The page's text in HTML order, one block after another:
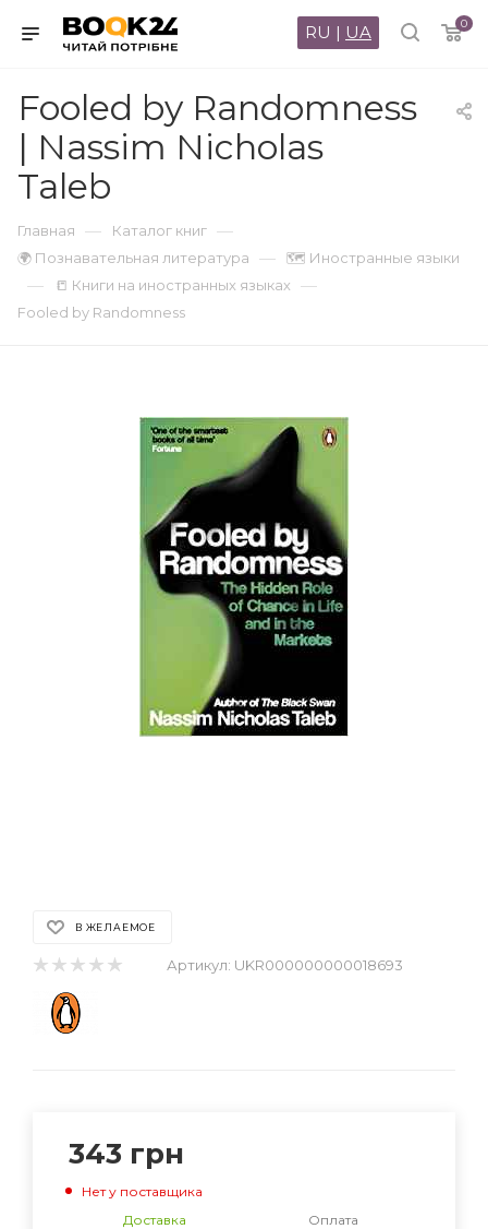
0
RU | UA
Fooled by Randomness
| Nassim Nicholas
Taleb
Главная — Каталог книг —
🌍 Познавательная литература — 🗺 Иностранные языки
— 📒 Книги на иностранных языках —
Fooled by Randomness
В ЖЕЛАЕМОЕ
Артикул: UKR000000000018693
343 грн
Нет у поставщика
Доставка
Оплата